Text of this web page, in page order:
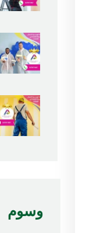
وسوم